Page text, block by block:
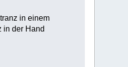
in einem
in der Hand